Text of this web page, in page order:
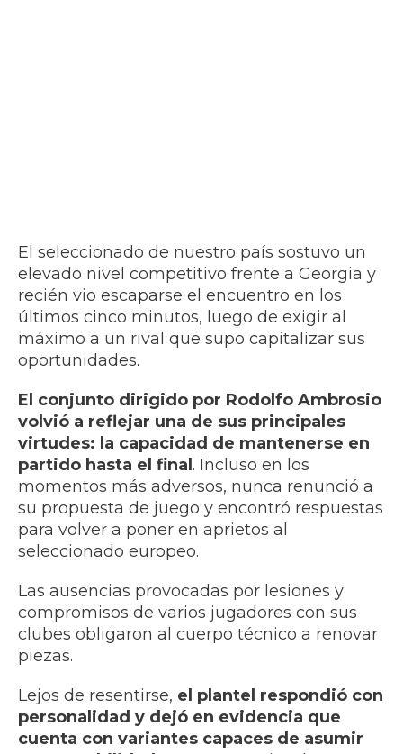
El seleccionado de nuestro país sostuvo un
elevado nivel competitivo frente a Georgia y
recién vio escaparse el encuentro en los
últimos cinco minutos, luego de exigir al
máximo a un rival que supo capitalizar sus
oportunidades.
El conjunto dirigido por Rodolfo Ambrosio
volvió a reflejar una de sus principales
virtudes: la capacidad de mantenerse en
partido hasta el final. Incluso en los
momentos más adversos, nunca renunció a
su propuesta de juego y encontró respuestas
para volver a poner en aprietos al
seleccionado europeo.
Las ausencias provocadas por lesiones y
compromisos de varios jugadores con sus
clubes obligaron al cuerpo técnico a renovar
piezas.
Lejos de resentirse, el plantel respondió con
personalidad y dejó en evidencia que
cuenta con variantes capaces de asumir